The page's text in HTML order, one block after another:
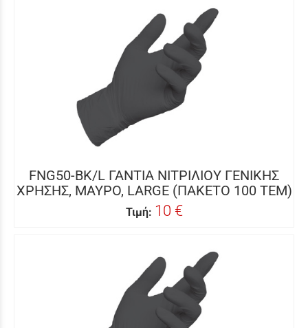
FNG50-BK/L ΓΑΝΤΙΑ ΝΙΤΡΙΛΙΟΥ ΓΕΝΙΚΗΣ
ΧΡΗΣΗΣ, ΜΑΥΡΟ, LARGE (ΠΑΚΕΤΟ 100 ΤΕΜ)
Τιμή: 10 €